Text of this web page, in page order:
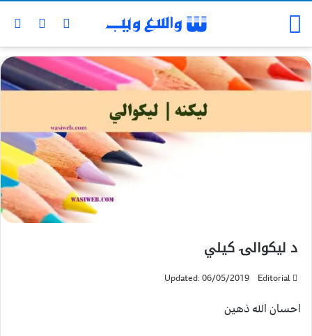
د لیکوالۍ کیلي
Editorial
Updated: 06/05/2019
احسان الله ذهین